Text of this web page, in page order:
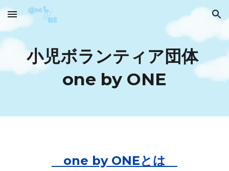
Skip to main content Skip to navigation
小児ボランティア団体
one by ONE
one by ONEとは